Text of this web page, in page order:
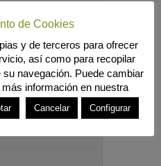
de Cookies
y de terceros para ofrecer
así como para recopilar
navegación. Puede cambiar
información en nuestra
Cancelar Configurar